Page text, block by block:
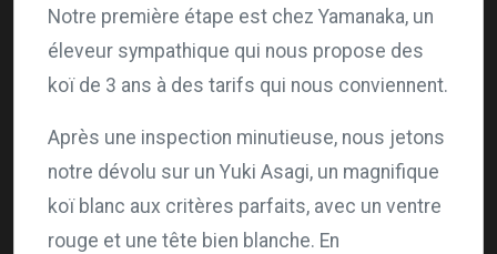
Notre première étape est chez Yamanaka, un
éleveur sympathique qui nous propose des
koï de 3 ans à des tarifs qui nous conviennent.
Après une inspection minutieuse, nous jetons
notre dévolu sur un Yuki Asagi, un magnifique
koï blanc aux critères parfaits, avec un ventre
rouge et une tête bien blanche. En